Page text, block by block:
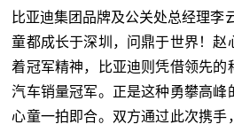
比亚迪集团品牌及公关处总经理李
童都成长于深圳，问鼎于世界！赵
着冠军精神，比亚迪则凭借领先的
汽车销量冠军。正是这种勇攀高峰
心童一拍即合。双方通过此次携手